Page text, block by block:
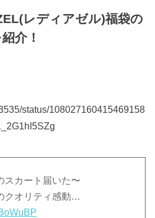
レディアゼル)福袋の
介！
status/108027160415469158
スカート届いた〜
クオリティ感動…